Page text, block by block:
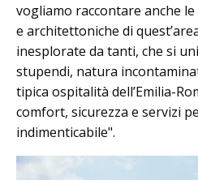
vogliamo raccontare anche
e architettoniche di
inesplorate da tanti, che si
stupendi, natura
tipica ospitalità dell’Emilia-
comfort, sicurezza e servizi
indimenticabile".